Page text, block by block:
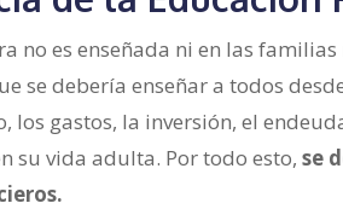
no es enseñada ni en las
se debería enseñar a todos
los gastos, la inversión, el
su vida adulta. Por todo esto,se